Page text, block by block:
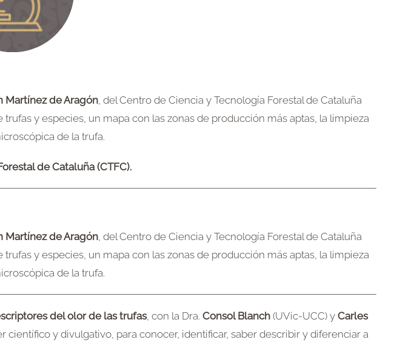
Martínez de Aragón, del Centro de Ciencia y Tecnología Forestal de Cataluña
trufas y especies, un mapa con las zonas de producción más aptas, la limpieza
de la trufa.
de Cataluña (CTFC).
Martínez de Aragón, del Centro de Ciencia y Tecnología Forestal de Cataluña
trufas y especies, un mapa con las zonas de producción más aptas, la limpieza
de la trufa.
del olor de las trufas, con la Dra. Consol Blanch(UVic-UCC) y Carles
científico y divulgativo, para conocer, identificar, saber describir y diferenciar a